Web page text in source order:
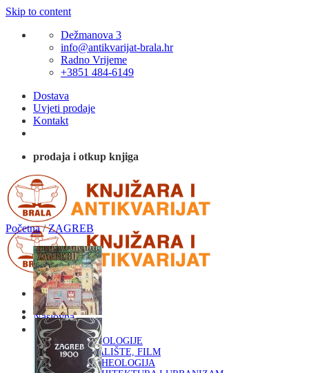
Skip to content
Dežmanova 3
info@antikvarijat-brala.hr
Radno Vrijeme
+3851 484-6149
Dostava
Uvjeti prodaje
Kontakt
prodaja i otkup knjiga
Naslovna
KNJIGE
OD ARHEOLOGIJE
DO KAZALIŠTE, FILM
ARHEOLOGIJA
Početna / ZAGREB